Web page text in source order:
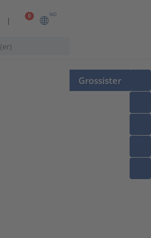
0 NO
Grossister